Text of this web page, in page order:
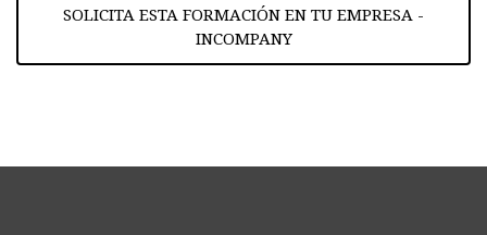
SOLICITA ESTA FORMACIÓN EN TU EMPRESA -
INCOMPANY